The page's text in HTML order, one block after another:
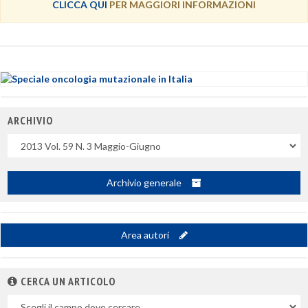
CLICCA QUI PER MAGGIORI INFORMAZIONI
ARCHIVIO
Archivio generale
Area autori
CERCA UN ARTICOLO